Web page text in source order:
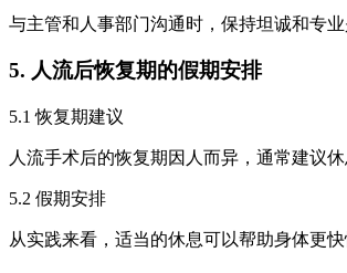
与主管和人事部门沟通时，保持坦诚和专
5. 人流后恢复期的假期安排
5.1 恢复期建议
人流手术后的恢复期因人而异，通常建议
5.2 假期安排
从实践来看，适当的休息可以帮助身体更